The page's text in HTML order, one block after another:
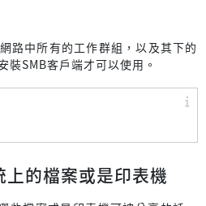
路中所有的工作群組，以及其下的
裝SMB客戶端才可以使用。
的檔案或是印表機